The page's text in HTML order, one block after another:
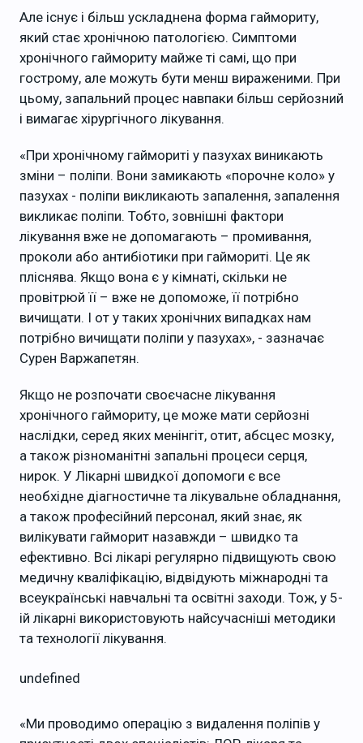
Але існує і більш ускладнена форма гаймориту,
який стає хронічною патологією. Симптоми
хронічного гаймориту майже ті самі, що при
гострому, але можуть бути менш вираженими. При
цьому, запальний процес навпаки більш серйозний
і вимагає хірургічного лікування.
«При хронічному гаймориті у пазухах виникають
зміни – поліпи. Вони замикають «порочне коло» у
пазухах - поліпи викликають запалення, запалення
викликає поліпи. Тобто, зовнішні фактори
лікування вже не допомагають – промивання,
проколи або антибіотики при гаймориті. Це як
пліснява. Якщо вона є у кімнаті, скільки не
провітрюй її – вже не допоможе, її потрібно
вичищати. І от у таких хронічних випадках нам
потрібно вичищати поліпи у пазухах», - зазначає
Сурен Варжапетян.
Якщо не розпочати своєчасне лікування
хронічного гаймориту, це може мати серйозні
наслідки, серед яких менінгіт, отит, абсцес мозку,
а також різноманітні запальні процеси серця,
нирок. У Лікарні швидкої допомоги є все
необхідне діагностичне та лікувальне обладнання,
а також професійний персонал, який знає, як
вилікувати гайморит назавжди – швидко та
ефективно. Всі лікарі регулярно підвищують свою
медичну кваліфікацію, відвідують міжнародні та
всеукраїнські навчальні та освітні заходи. Тож, у 5-
ій лікарні використовують найсучасніші методики
та технології лікування.
undefined
«Ми проводимо операцію з видалення поліпів у